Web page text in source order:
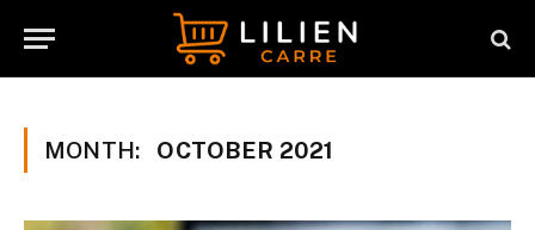
MONTH: OCTOBER 2021